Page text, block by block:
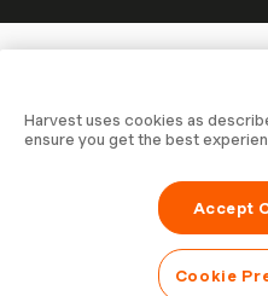
Harvest uses cookies as
ensure you get the best
Accept
Cookie